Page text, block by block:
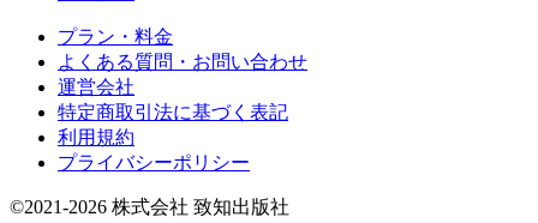
プラン・料金
よくある質問・お問い合わせ
運営会社
特定商取引法に基づく表記
利用規約
プライバシーポリシー
©2021-2026 株式会社 致知出版社